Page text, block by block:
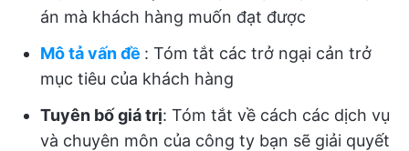
án mà khách hàng muốn đạt được
Mô tả vấn đề : Tóm tắt các trở ngại cản trở
mục tiêu của khách hàng
Tuyên bố giá trị: Tóm tắt về cách các dịch vụ
và chuyên môn của công ty bạn sẽ giải quyết